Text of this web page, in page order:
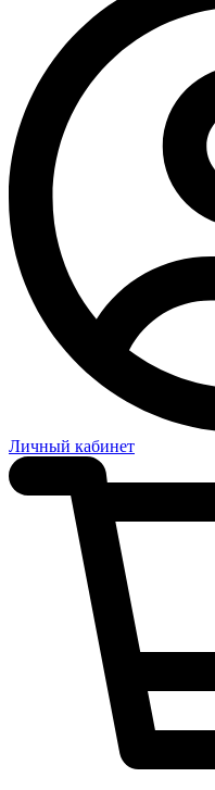
Личный кабинет